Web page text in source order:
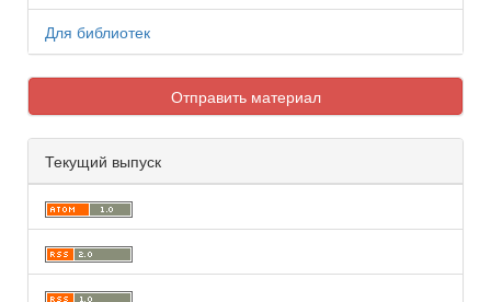
Для библиотек
Отправить материал
Текущий выпуск